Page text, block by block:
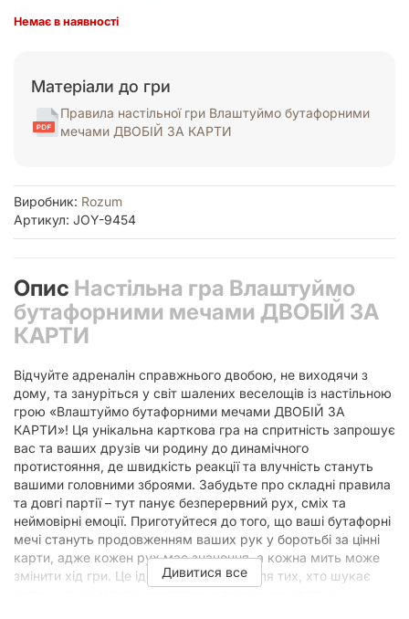
Немає в наявності
Матеріали до гри
Правила настільної гри Влаштуймо бутафорними
мечами ДВОБІЙ ЗА КАРТИ
Виробник: Rozum
Артикул: JOY-9454
Опис Настільна гра Влаштуймо
бутафорними мечами ДВОБІЙ ЗА
КАРТИ
Відчуйте адреналін справжнього двобою, не виходячи з
дому, та зануріться у світ шалених веселощів із настільною
грою «Влаштуймо бутафорними мечами ДВОБІЙ ЗА
КАРТИ»! Ця унікальна карткова гра на спритність запрошує
вас та ваших друзів чи родину до динамічного
протистояння, де швидкість реакції та влучність стануть
вашими головними зброями. Забудьте про складні правила
та довгі партії – тут панує безперервний рух, сміх та
неймовірні емоції. Приготуйтеся до того, що ваші бутафорні
мечі стануть продовженням ваших рук у боротьбі за цінні
карти, адже кожен рух має значення, а кожна мить може
змінити хід гри. Це ідеальний варіант для тих, хто шукає
Дивитися все